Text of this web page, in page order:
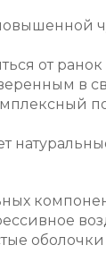
от
в
оболочки